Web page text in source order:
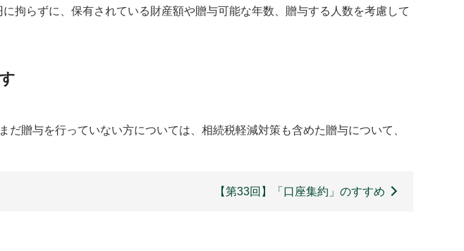
拘らずに、保有されている財産額や贈与可能な年数、贈与する人数を考慮して
贈与を行っていない方については、相続税軽減対策も含めた贈与について、
【第33回】「口座集約」のすすめ